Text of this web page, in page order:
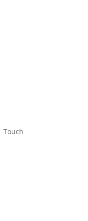
Touch